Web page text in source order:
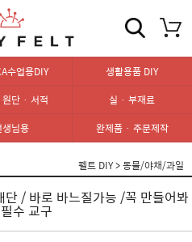
수업용DIY
생활용품 DIY
단 · 서적
실 · 부재료
생님용 완제품 · 주문제작
펠트 DIY>동물/야채/과일
/ 바로 바느질가능 /꼭 만들어봐
수 교구